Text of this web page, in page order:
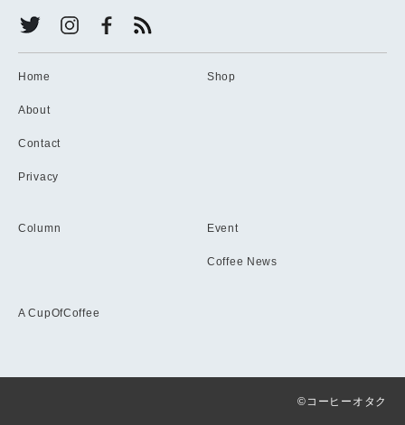
Home
About
Contact
Privacy
Shop
Column Event
Coffee News
A CupOfCoffee
©コーヒーオタク